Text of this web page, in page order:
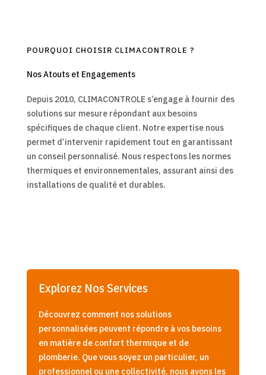
POURQUOI CHOISIR CLIMACONTROLE ?
Nos Atouts et Engagements
Depuis 2010, CLIMACONTROLE s’engage à fournir des
solutions sur mesure répondant aux besoins
spécifiques de chaque client. Notre expertise nous
permet d’intervenir rapidement tout en garantissant
un conseil personnalisé. Nous respectons les normes
thermiques et environnementales, assurant ainsi des
installations de qualité et durables.
Explorez Nos Services
Découvrez comment nos solutions
personnalisées peuvent répondre à vos besoins
en matière de confort thermique et de
plomberie. Que vous soyez un particulier, un
professionnel ou une collectivité, nous avons les